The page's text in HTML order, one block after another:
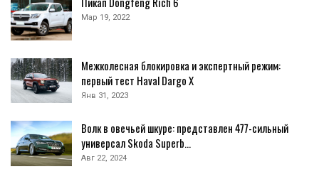
Мар 19, 2022
Межколесная блокировка и экспертный режим:
первый тест Haval Dargo X
Янв 31, 2023
Волк в овечьей шкуре: представлен 477-сильный
универсал Skoda Superb…
Авг 22, 2024